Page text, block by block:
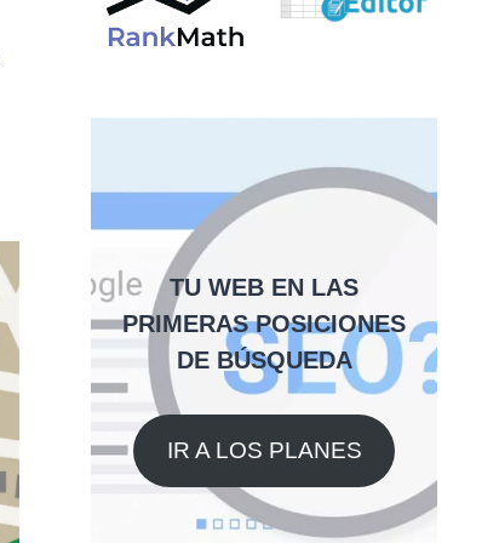
TU WEB EN LAS
PRIMERAS POSICIONES
DE BÚSQUEDA
IR A LOS PLANES